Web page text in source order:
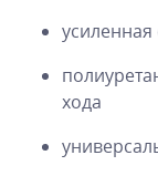
усиленная
хода